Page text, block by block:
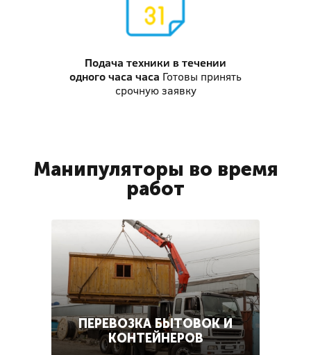
Подача техники в течении
одного часа часа Готовы принять
срочную заявку
Манипуляторы во время
работ
ПЕРЕВОЗКА БЫТОВОК И
КОНТЕЙНЕРОВ